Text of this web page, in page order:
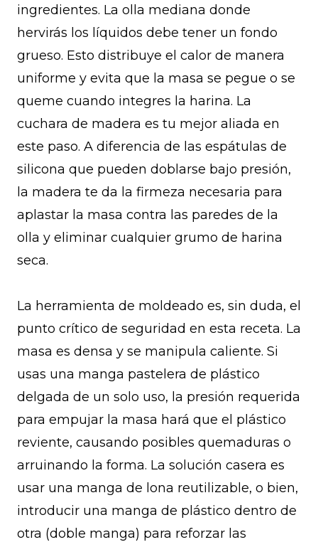
ingredientes. La olla mediana donde
hervirás los líquidos debe tener un fondo
grueso. Esto distribuye el calor de manera
uniforme y evita que la masa se pegue o se
queme cuando integres la harina. La
cuchara de madera es tu mejor aliada en
este paso. A diferencia de las espátulas de
silicona que pueden doblarse bajo presión,
la madera te da la firmeza necesaria para
aplastar la masa contra las paredes de la
olla y eliminar cualquier grumo de harina
seca.
La herramienta de moldeado es, sin duda, el
punto crítico de seguridad en esta receta. La
masa es densa y se manipula caliente. Si
usas una manga pastelera de plástico
delgada de un solo uso, la presión requerida
para empujar la masa hará que el plástico
reviente, causando posibles quemaduras o
arruinando la forma. La solución casera es
usar una manga de lona reutilizable, o bien,
introducir una manga de plástico dentro de
otra (doble manga) para reforzar las